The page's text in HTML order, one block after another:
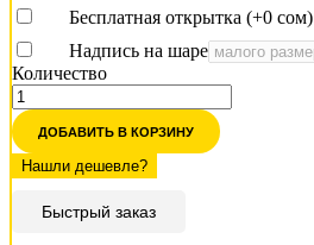
Бесплатная открытка (+0 сом)
Надпись на шаре
Количество
ДОБАВИТЬ В КОРЗИНУ
Быстрый заказ